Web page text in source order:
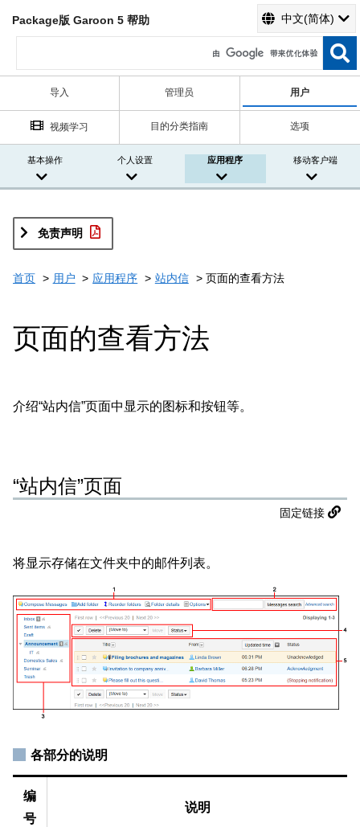
Package版 Garoon 5 帮助 中文(简体)
导入 管理员 用户
视频学习 目的分类指南 选项
基本操作 个人设置 应用程序 移动客户端
免责声明
首页 用户 应用程序 站内信 页面的查看方法
页面的查看方法
介绍“站内信”页面中显示的图标和按钮等。
“站内信”页面
固定链接
将显示存储在文件夹中的邮件列表。
各部分的说明
编
号
说明